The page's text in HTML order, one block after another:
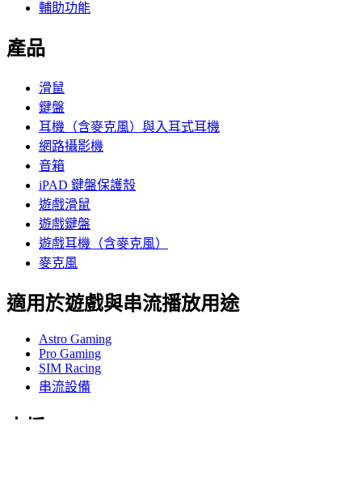
輔助功能
產品
滑鼠
鍵盤
耳機（含麥克風）與入耳式耳機
網路攝影機
音箱
iPAD 鍵盤保護殼
遊戲滑鼠
遊戲鍵盤
遊戲耳機（含麥克風）
麥克風
適用於遊戲與串流播放用途
Astro Gaming
Pro Gaming
SIM Racing
串流設備